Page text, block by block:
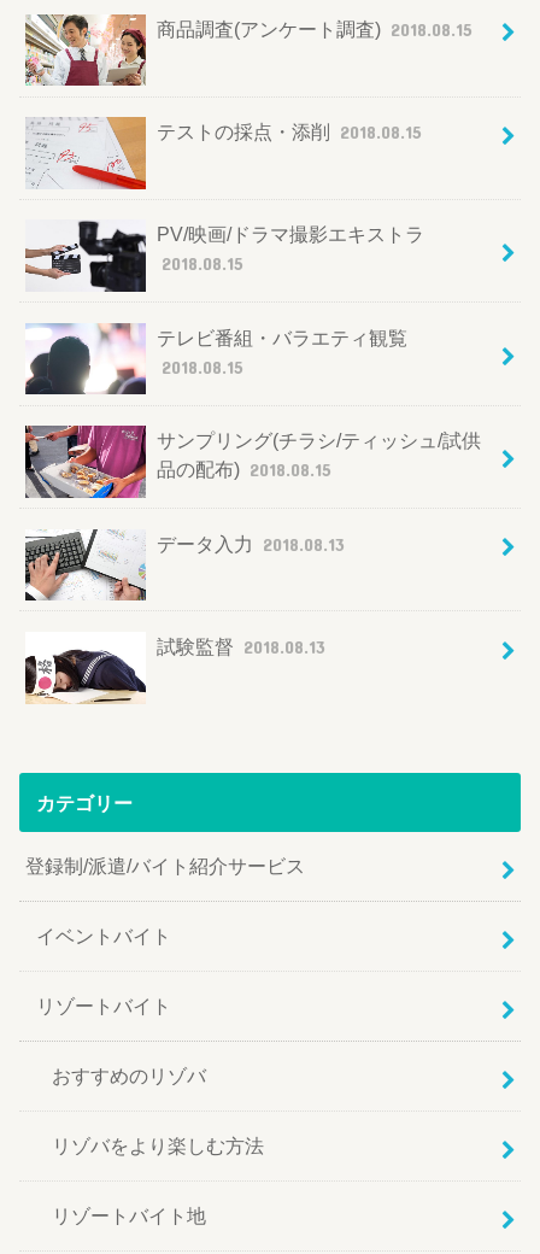
商品調査(アンケート調査) 2018.08.15
テストの採点・添削 2018.08.15
PV/映画/ドラマ撮影エキストラ
2018.08.15
テレビ番組・バラエティ観覧
2018.08.15
サンプリング(チラシ/ティッシュ/試供
品の配布) 2018.08.15
データ入力 2018.08.13
試験監督 2018.08.13
カテゴリー
登録制/派遣/バイト紹介サービス
イベントバイト
リゾートバイト
おすすめのリゾバ
リゾバをより楽しむ方法
リゾートバイト地